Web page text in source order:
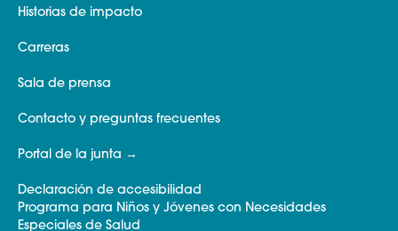
Historias de impacto
Carreras
Sala de prensa
Contacto y preguntas frecuentes
Portal de la junta
Declaración de accesibilidad
Programa para Niños y Jóvenes con Necesidades
Especiales de Salud